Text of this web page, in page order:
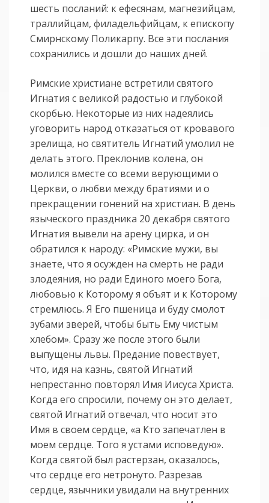
шесть посланий: к ефесянам, магнезийцам,
траллийцам, филадельфийцам, к епископу
Смирнскому Поликарпу. Все эти послания
сохранились и дошли до наших дней.
Римские христиане встретили святого
Игнатия с великой радостью и глубокой
скорбью. Некоторые из них надеялись
уговорить народ отказаться от кровавого
зрелища, но святитель Игнатий умолил не
делать этого. Преклонив колена, он
молился вместе со всеми верующими о
Церкви, о любви между братиями и о
прекращении гонений на христиан. В день
языческого праздника 20 декабря святого
Игнатия вывели на арену цирка, и он
обратился к народу: «Римские мужи, вы
знаете, что я осужден на смерть не ради
злодеяния, но ради Единого моего Бога,
любовью к Которому я объят и к Которому
стремлюсь. Я Его пшеница и буду смолот
зубами зверей, чтобы быть Ему чистым
хлебом». Сразу же после этого были
выпущены львы. Предание повествует,
что, идя на казнь, святой Игнатий
непрестанно повторял Имя Иисуса Христа.
Когда его спросили, почему он это делает,
святой Игнатий отвечал, что носит это
Имя в своем сердце, «а Кто запечатлен в
моем сердце. Того я устами исповедую».
Когда святой был растерзан, оказалось,
что сердце его нетронуто. Разрезав
сердце, язычники увидали на внутренних